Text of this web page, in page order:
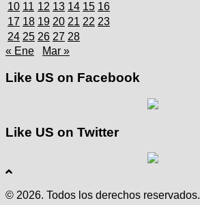
10 11 12 13 14 15 16
17 18 19 20 21 22 23
24 25 26 27 28
« Ene
Mar »
Like US on Facebook
Like US on Twitter
© 2026. Todos los derechos reservados.